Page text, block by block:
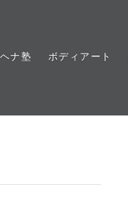
ヘナ塾 ボディアート